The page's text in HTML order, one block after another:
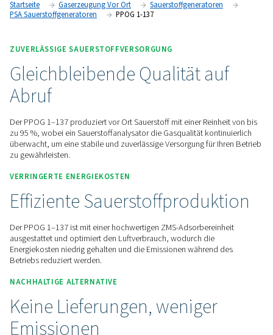
überlegene Effizienz und Langlebigkeit als intelligente
Gasflaschen.
Kontaktieren Sie uns für ein Angebot!
Startseite Gaserzeugung Vor Ort
PSA Sauerstoffgeneratoren
PPOG 1-137
ZUVERLÄSSIGE SAUERSTOFFVERSORGUNG
Gleichbleibende Qualität
Abruf
Der PPOG 1–137 produziert vor Ort Sauerstoff mit einer
zu 95 %, wobei ein Sauerstoffanalysator die Gasqualität
überwacht, um eine stabile und zuverlässige Versorgung für
zu gewährleisten.